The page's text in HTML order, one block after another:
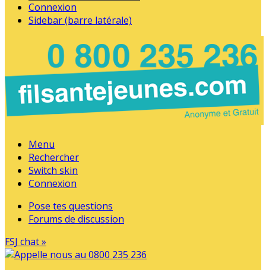
Connexion
Sidebar (barre latérale)
Menu
Rechercher
Switch skin
Connexion
Pose tes questions
Forums de discussion
FSJ chat »